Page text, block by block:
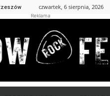
czwartek, 6 sierpnia, 2026
Reklama